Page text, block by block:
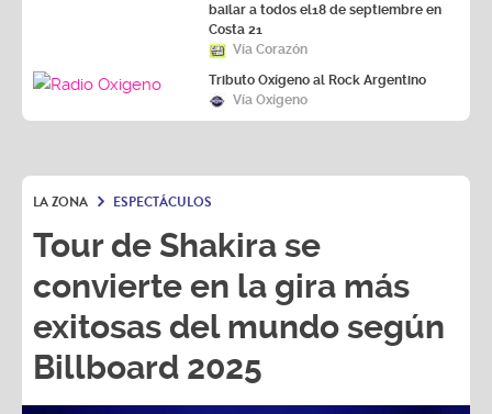
bailar a todos el18 de septiembre en
Costa 21
Vía Corazón
Tributo Oxígeno al Rock Argentino
Vía Oxígeno
LA ZONA ESPECTÁCULOS
Tour de Shakira se
convierte en la gira más
exitosas del mundo según
Billboard 2025